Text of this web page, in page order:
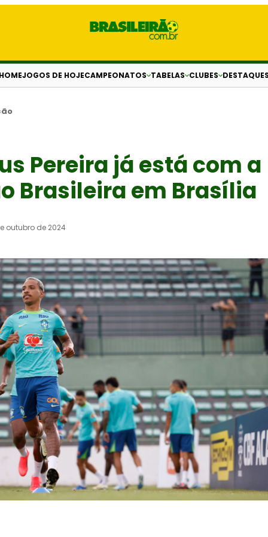
JOGOS DE HOJECAMPEONATOS TABELAS CLUBES
Pereira já está com a
Brasileira em Brasília
outubro de 2024